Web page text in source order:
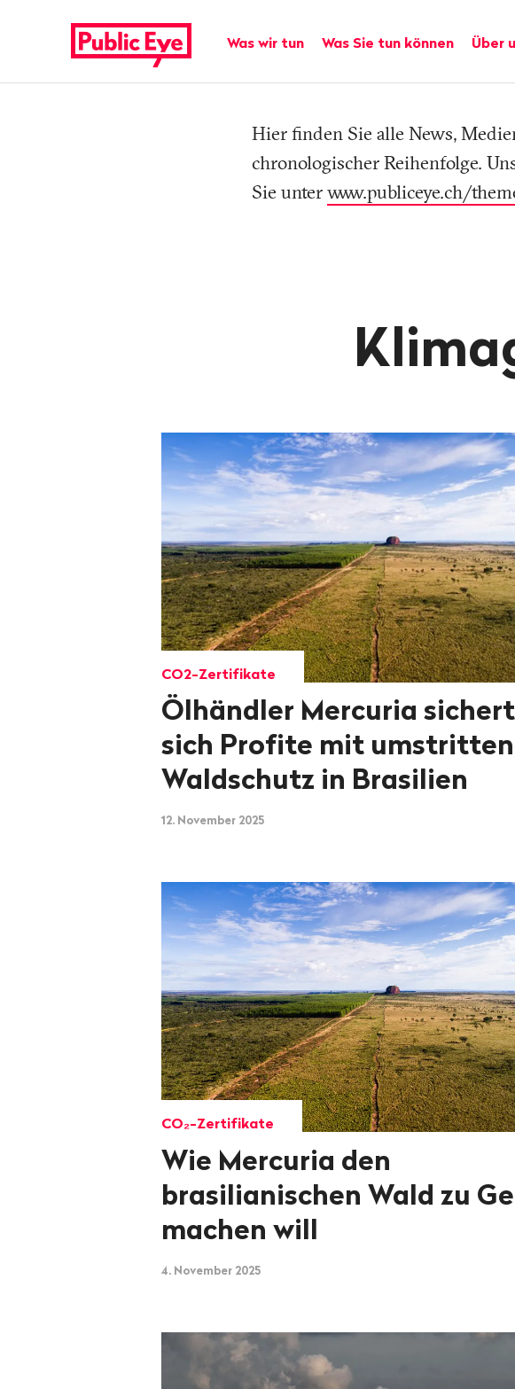
publiceye.ch
Hauptnavigation
Was wir tun Was Sie tun können Über
Hier finden Sie alle News,
chronologischer Reihenfolge.
Sie unterwww.publiceye.ch/
CO2-Zertifikate
Ölhändler Mercuria sichert
sich Profite mit
Waldschutz in Brasilien
12. November 2025
CO₂-Zertifikate
Wie Mercuria den
brasilianischen Wald zu
machen will
4. November 2025